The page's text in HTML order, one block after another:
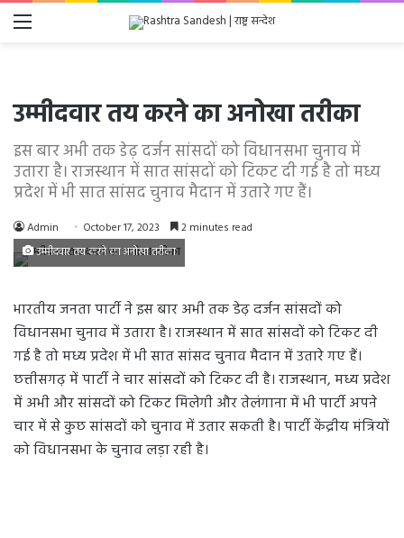
Menu
उम्मीदवार तय करने का अनोखा तरीका
इस बार अभी तक डेढ़ दर्जन सांसदों को विधानसभा चुनाव में
उतारा है। राजस्थान में सात सांसदों को टिकट दी गई है तो मध्य
प्रदेश में भी सात सांसद चुनाव मैदान में उतारे गए हैं।
Admin October 17, 2023 2 minutes read
उम्मीदवार तय करने का अनोखा तरीका
भारतीय जनता पार्टी ने इस बार अभी तक डेढ़ दर्जन सांसदों को
विधानसभा चुनाव में उतारा है। राजस्थान में सात सांसदों को टिकट दी
गई है तो मध्य प्रदेश में भी सात सांसद चुनाव मैदान में उतारे गए हैं।
छत्तीसगढ़ में पार्टी ने चार सांसदों को टिकट दी है। राजस्थान, मध्य प्रदेश
में अभी और सांसदों को टिकट मिलेगी और तेलंगाना में भी पार्टी अपने
चार में से कुछ सांसदों को चुनाव में उतार सकती है। पार्टी केंद्रीय मंत्रियों
को विधानसभा के चुनाव लड़ा रही है।